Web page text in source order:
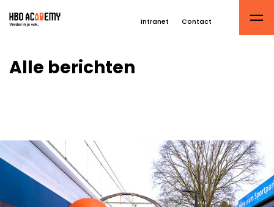
Intranet Contact
Alle berichten